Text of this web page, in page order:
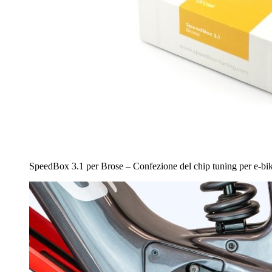
SpeedBox 3.1 per Brose – Confezione del chip tuning per e-